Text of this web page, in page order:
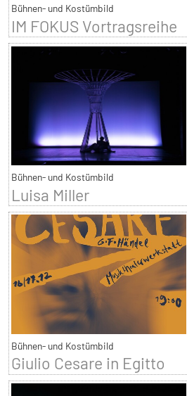
Bühnen- und Kostümbild
IM FOKUS Vortragsreihe
Bühnen- und Kostümbild
Luisa Miller
Bühnen- und Kostümbild
Giulio Cesare in Egitto